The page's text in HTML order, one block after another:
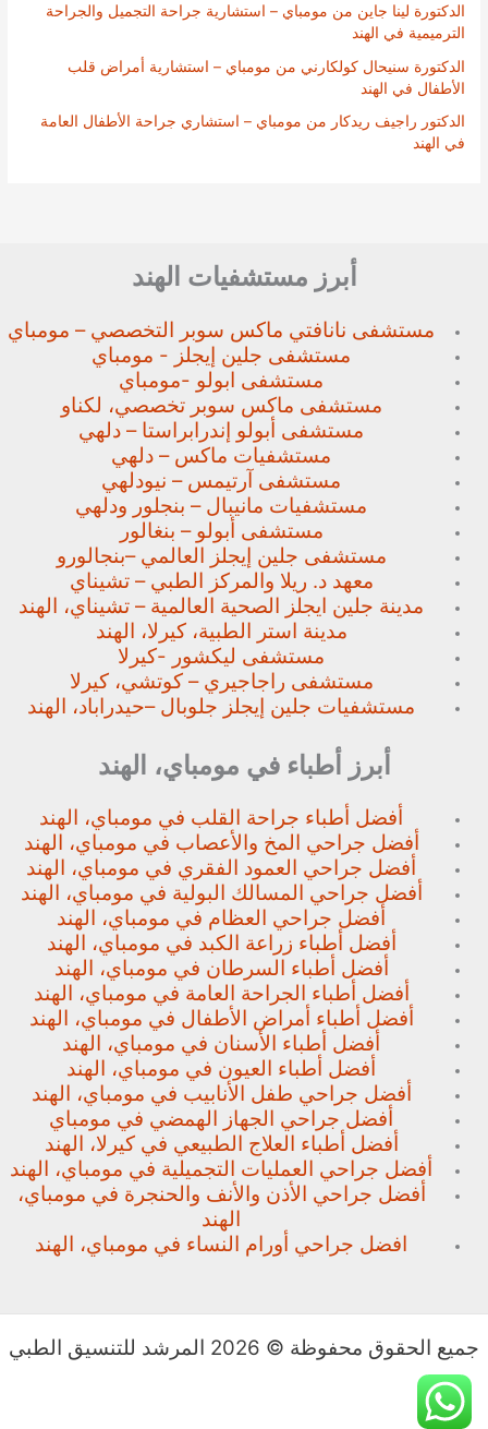
الدكتورة لينا جاين من مومباي – استشارية جراحة التجميل والجراحة
الترميمية في الهند
الدكتورة سنيحال كولكارني من مومباي – استشارية أمراض قلب
الأطفال في الهند
الدكتور راجيف ريدكار من مومباي – استشاري جراحة الأطفال العامة
في الهند
أبرز مستشفيات الهند
مستشفى نانافتي ماكس سوبر التخصصي – مومباي
مستشفى جلين إيجلز - مومباي
مستشفى ابولو -مومباي
مستشفى ماكس سوبر تخصصي، لكناو
مستشفى أبولو إندرابراستا – دلهي
مستشفيات ماكس – دلهي
مستشفى آرتيمس – نيودلهي
مستشفيات مانيبال – بنجلور ودلهي
مستشفى أبولو – بنغالور
مستشفى جلين إيجلز العالمي –بنجالورو
معهد د. ريلا والمركز الطبي – تشيناي
مدينة جلين ايجلز الصحية العالمية – تشيناي، الهند
مدينة استر الطبية، كيرلا، الهند
مستشفى ليكشور -كيرلا
مستشفى راجاجيري – كوتشي، كيرلا
مستشفيات جلين إيجلز جلوبال –حيدراباد، الهند
أبرز أطباء في مومباي، الهند
أفضل أطباء جراحة القلب في مومباي، الهند
أفضل جراحي المخ والأعصاب في مومباي، الهند
أفضل جراحي العمود الفقري في مومباي، الهند
أفضل جراحي المسالك البولية في مومباي، الهند
أفضل جراحي العظام في مومباي، الهند
أفضل أطباء زراعة الكبد في مومباي، الهند
أفضل أطباء السرطان في مومباي، الهند
أفضل أطباء الجراحة العامة في مومباي، الهند
أفضل أطباء أمراض الأطفال في مومباي، الهند
أفضل أطباء الأسنان في مومباي، الهند
أفضل أطباء العيون في مومباي، الهند
أفضل جراحي طفل الأنابيب في مومباي، الهند
أفضل جراحي الجهاز الهمضي في مومباي
أفضل أطباء العلاج الطبيعي في كيرلا، الهند
أفضل جراحي العمليات التجميلية في مومباي، الهند
أفضل جراحي الأذن والأنف والحنجرة في مومباي،
الهند
افضل جراحي أورام النساء في مومباي، الهند
جميع الحقوق محفوظة © 2026 المرشد للتنسيق الطبي